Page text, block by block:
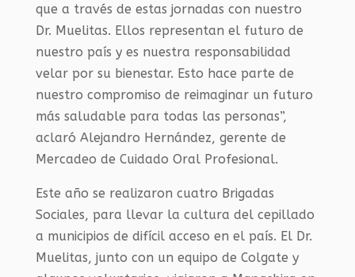
que a través de estas jornadas con nuestro
Dr. Muelitas. Ellos representan el futuro de
nuestro país y es nuestra responsabilidad
velar por su bienestar. Esto hace parte de
nuestro compromiso de reimaginar un futuro
más saludable para todas las personas”,
aclaró Alejandro Hernández, gerente de
Mercadeo de Cuidado Oral Profesional.
Este año se realizaron cuatro Brigadas
Sociales, para llevar la cultura del cepillado
a municipios de difícil acceso en el país. El Dr.
Muelitas, junto con un equipo de Colgate y